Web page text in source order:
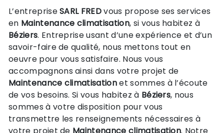
L’entrepriseSARL FREDvous propose ses services
en Maintenance climatisation, si vous habitez à
Béziers. Entreprise usant d’une expérience et d’un
savoir-faire de qualité, nous mettons tout en
oeuvre pour vous satisfaire. Nous vous
accompagnons ainsi dans votre projet de
Maintenance climatisationet sommes à l’écoute
de vos besoins. Si vous habitez à Béziers, nous
sommes à votre disposition pour vous
transmettre les renseignements nécessaires à